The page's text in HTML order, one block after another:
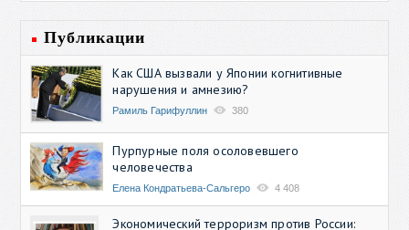
Публикации
Как США вызвали у Японии когнитивные
нарушения и амнезию?
Рамиль Гарифуллин 380
Пурпурные поля осоловевшего
человечества
Елена Кондратьева-Сальгеро 4 408
Экономический терроризм против России: